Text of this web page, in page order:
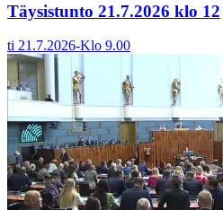
Täysistunto 21.7.2026 klo 12
ti 21.7.2026-Klo 9.00